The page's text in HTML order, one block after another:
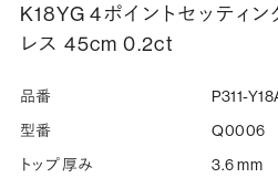
K18YG 4ポイントセッティ
レス 45cm 0.2ct
品番
P311-
型番
Q0006
トップ厚み
3.6 mm